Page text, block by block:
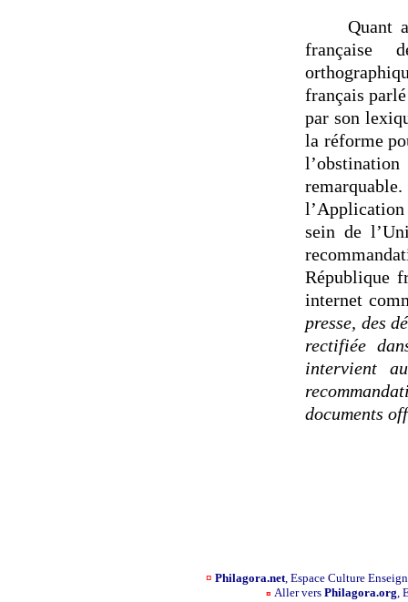
Quant
française
français
par son
la réforme
sein de
République
internet
presse, des
rectifiée
intervient
documents
¤ Philagora.net, Espace Culture
¤ Aller vers Philagora.org,